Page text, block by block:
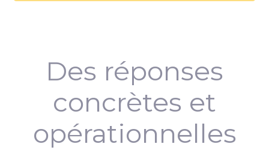
Des réponses
concrètes et
opérationnelles